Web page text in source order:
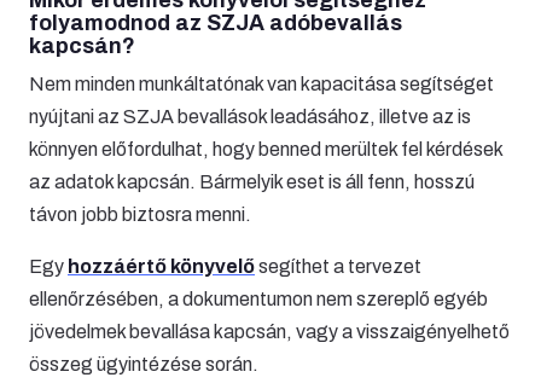
folyamodnod az SZJA adóbevallás
kapcsán?
Nem minden munkáltatónak van kapacitása segítséget
nyújtani az SZJA bevallások leadásához, illetve az is
könnyen előfordulhat, hogy benned merültek fel kérdések
az adatok kapcsán. Bármelyik eset is áll fenn, hosszú
távon jobb biztosra menni.
Egy hozzáértő könyvelősegíthet a tervezet
ellenőrzésében, a dokumentumon nem szereplő egyéb
jövedelmek bevallása kapcsán, vagy a visszaigényelhető
összeg ügyintézése során.